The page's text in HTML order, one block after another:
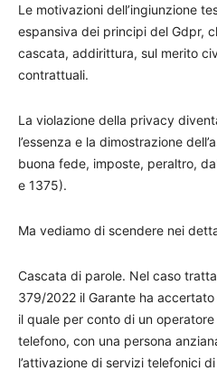
Le motivazioni dell’ingiunzione
espansiva dei principi del Gdpr,
cascata, addirittura, sul merito
contrattuali.
La violazione della privacy
l’essenza e la dimostrazione
buona fede, imposte, peraltro,
e 1375).
Ma vediamo di scendere nei
Cascata di parole. Nel caso
379/2022 il Garante ha
il quale per conto di un
telefono, con una persona
l’attivazione di servizi telefonici